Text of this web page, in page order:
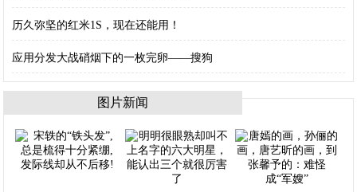
历久弥坚的红米1S，现在还能用！
应用分发大战硝烟下的一枚完卵——搜狗
图片新闻